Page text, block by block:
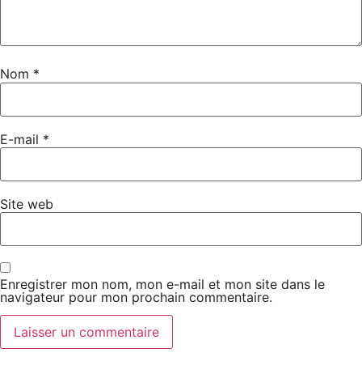
Nom *
E-mail *
Site web
Enregistrer mon nom, mon e-mail et mon site dans le
navigateur pour mon prochain commentaire.